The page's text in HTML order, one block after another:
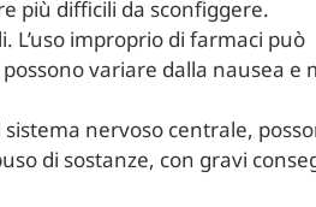
più difficili da sconfiggere.
L’uso improprio di farmaci può
variare dalla nausea e
nervoso centrale,
di sostanze, con gravi